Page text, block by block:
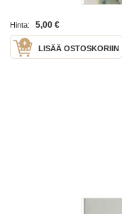
Hinta: 5,00 €
LISÄÄ OSTOSKORIIN